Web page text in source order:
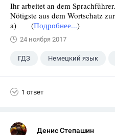
Ihr arbeitet an dem
Nötigste aus dem Wortschatz
a) (Подробнее...)
24 ноября 2017
ГДЗ Немецкий язык
1 ответ
Денис Степашин